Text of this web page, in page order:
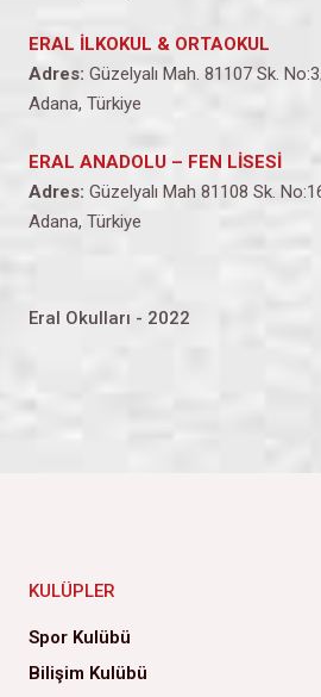
ERAL İLKOKUL & ORTAOKUL
Adres: Güzelyalı Mah. 81107 Sk.
Adana, Türkiye
ERAL ANADOLU – FEN LİSESİ
Adres: Güzelyalı Mah 81108 Sk.
Adana, Türkiye
Eral Okulları - 2022
KULÜPLER
Spor Kulübü
Bilişim Kulübü